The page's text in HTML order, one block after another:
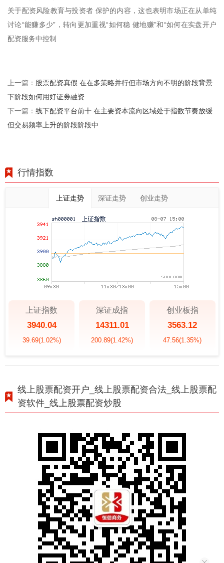
关于配资风险教育与投资者 保护的内容，这也表明市场正在从单纯
讨论“能赚多少”，转向更加重视“如何稳 健地赚”和“如何在实盘开户
配资服务中控制
上一篇： 股票配资真假 在在多策略并行但市场方向不明的阶段背景
下阶段如何用好证券融资
下一篇： 线下配资平台前十 在主要资本流向区域处于指数节奏放缓
但交易频率上升的阶段阶段中
行情指数
上证走势 深证走势 创业走势
上证指数
3940.04
39.69(1.02%)
深证成指
14311.01
200.89(1.42%)
创业板指
3563.12
47.56(1.35%)
线上股票配资开户_线上股票配资合法_线上股票配
资软件_线上股票配资炒股